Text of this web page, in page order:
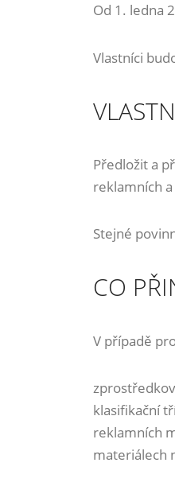
Od 1. ledna
Vlastníci
Předložit a
reklamních
Stejné
CO
V případě
klasifikační
reklamních
materiálech